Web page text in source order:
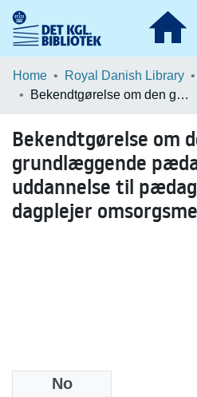
Communities & Collections
Browse LOAR
Statistics
Home Royal Danish Library
Bekendtgørelse om den grundlæggende pædagogiske uddannelse til pædagogmedhjælper dagplejer omsorgsmedhjælper mv.
Bekendtgørelse om
grundlæggende
uddannelse til
dagplejer
No